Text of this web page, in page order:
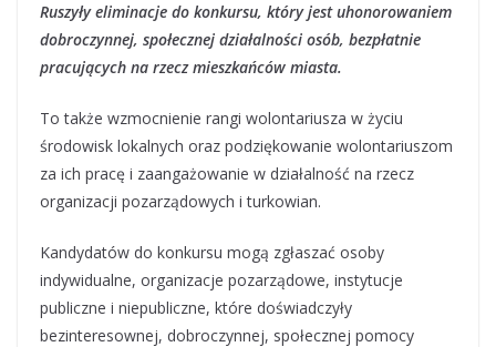
Ruszyły eliminacje do konkursu, który jest uhonorowaniem
dobroczynnej, społecznej działalności osób, bezpłatnie
pracujących na rzecz mieszkańców miasta.
To także wzmocnienie rangi wolontariusza w życiu
środowisk lokalnych oraz podziękowanie wolontariuszom
za ich pracę i zaangażowanie w działalność na rzecz
organizacji pozarządowych i turkowian.
Kandydatów do konkursu mogą zgłaszać osoby
indywidualne, organizacje pozarządowe, instytucje
publiczne i niepubliczne, które doświadczyły
bezinteresownej, dobroczynnej, społecznej pomocy